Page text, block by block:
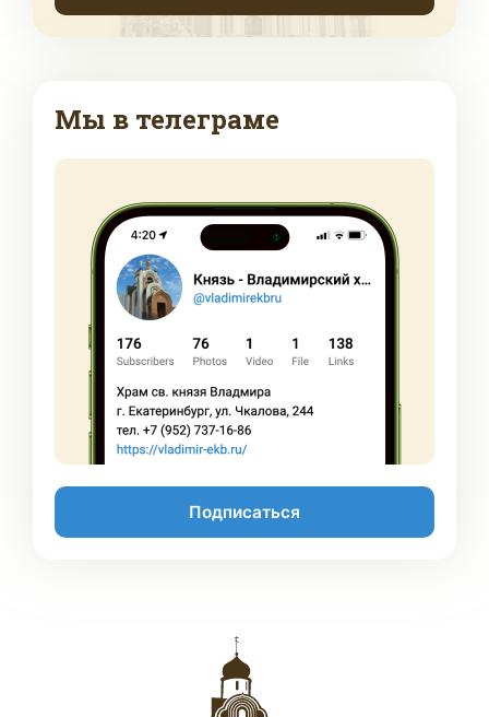
Мы в телеграме
Подписаться